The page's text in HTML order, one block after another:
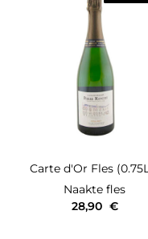
Carte d'Or Fles
Naakte fles
28,90 €